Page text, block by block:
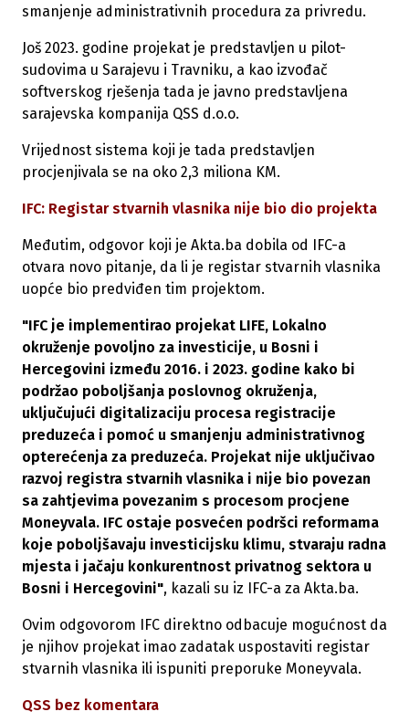
smanjenje administrativnih procedura za privredu.
Još 2023. godine projekat je predstavljen u pilot-
sudovima u Sarajevu i Travniku, a kao izvođač
softverskog rješenja tada je javno predstavljena
sarajevska kompanija QSS d.o.o.
Vrijednost sistema koji je tada predstavljen
procjenjivala se na oko 2,3 miliona KM.
IFC: Registar stvarnih vlasnika nije bio dio projekta
Međutim, odgovor koji je Akta.ba dobila od IFC-a
otvara novo pitanje, da li je registar stvarnih vlasnika
uopće bio predviđen tim projektom.
"IFC je implementirao projekat LIFE, Lokalno
okruženje povoljno za investicije, u Bosni i
Hercegovini između 2016. i 2023. godine kako bi
podržao poboljšanja poslovnog okruženja,
uključujući digitalizaciju procesa registracije
preduzeća i pomoć u smanjenju administrativnog
opterećenja za preduzeća. Projekat nije uključivao
razvoj registra stvarnih vlasnika i nije bio povezan
sa zahtjevima povezanim s procesom procjene
Moneyvala. IFC ostaje posvećen podršci reformama
koje poboljšavaju investicijsku klimu, stvaraju radna
mjesta i jačaju konkurentnost privatnog sektora u
Bosni i Hercegovini", kazali su iz IFC-a za Akta.ba.
Ovim odgovorom IFC direktno odbacuje mogućnost da
je njihov projekat imao zadatak uspostaviti registar
stvarnih vlasnika ili ispuniti preporuke Moneyvala.
QSS bez komentara